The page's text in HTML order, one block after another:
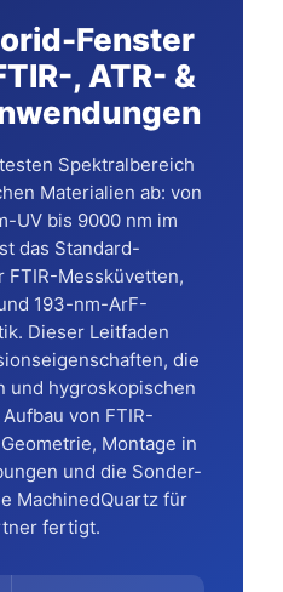
Fenster
, ATR- &
Spektralbereich
Materialien ab: von
UV bis 9000 nm im
das Standard-
FTIR-Messküvetten,
193-nm-ArF-
Dieser Leitfaden
die
und hygroskopischen
von FTIR-
Montage in
und die Sonder-
MachinedQuartz für
fertigt.